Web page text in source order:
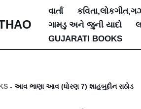
વાર્તા
ગામડુ અને જુની યાદો
GUJARATI BOOKS
- આવ ભાણા આવ (ધોરણ 7) શાહબુદ્દીન રાઠોડ